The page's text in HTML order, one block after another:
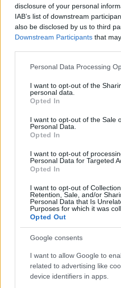
disclosure of your personal
IAB’s list of downstream
also be disclosed by us to third
Downstream Participants that
Please note that this website/app
not limited to your visit or usage
grant or deny consent to Google
use your data for below specified
consent section.
Personal Data Processing
I want to opt-out of the
personal data.
Opted In
I want to opt-out of the Sale
Personal Data.
Opted In
I want to opt-out of
Personal Data for Targeted
Opted In
I want to opt-out of
Retention, Sale, and/or
Personal Data that Is
Purposes for which it was
Opted Out
Google consents
I want to allow Google to
related to advertising like
device identifiers in apps.
EZEKET IS
FORMA-1
Esteban
Ferrari
A Motorsport.com és más
Domenicali F1-vezető
és egyéb újítások